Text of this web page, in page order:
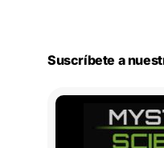
Suscríbete a